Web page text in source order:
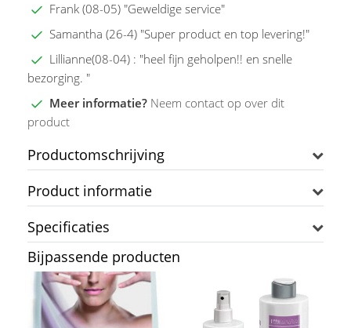
Frank (08-05) "Geweldige service"
Samantha (26-4) "Super product en top levering!"
Lillianne(08-04) : "heel fijn geholpen!! en snelle
bezorging. "
Meer informatie? Neem contact op over dit
product
Productomschrijving
Product informatie
Specificaties
Bijpassende producten